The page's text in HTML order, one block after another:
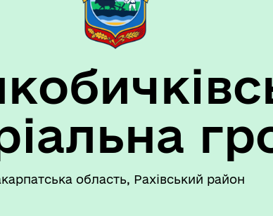
ТГ
область, Рахівський район